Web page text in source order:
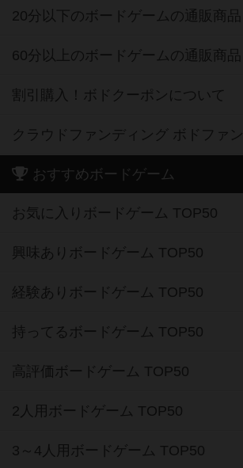
20分以下のボードゲームの通販商品
60分以上のボードゲームの通販商品
割引購入！ボドクーポンについて
クラウドファンディング ボドファン
おすすめボードゲーム
お気に入りボードゲーム TOP50
興味ありボードゲーム TOP50
経験ありボードゲーム TOP50
持ってるボードゲーム TOP50
高評価ボードゲーム TOP50
2人用ボードゲーム TOP50
3～4人用ボードゲーム TOP50